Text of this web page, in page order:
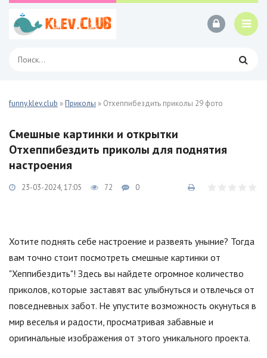
funny.klev.club »Приколы » Отхеппибездить приколы 29 фото
Смешные картинки и открытки
Отхеппибездить приколы для поднятия
настроения
23-03-2024, 17:05 72 0
Хотите поднять себе настроение и развеять уныние? Тогда
вам точно стоит посмотреть смешные картинки от
"Хеппибездить"! Здесь вы найдете огромное количество
приколов, которые заставят вас улыбнуться и отвлечься от
повседневных забот. Не упустите возможность окунуться в
мир веселья и радости, просматривая забавные и
оригинальные изображения от этого уникального проекта.